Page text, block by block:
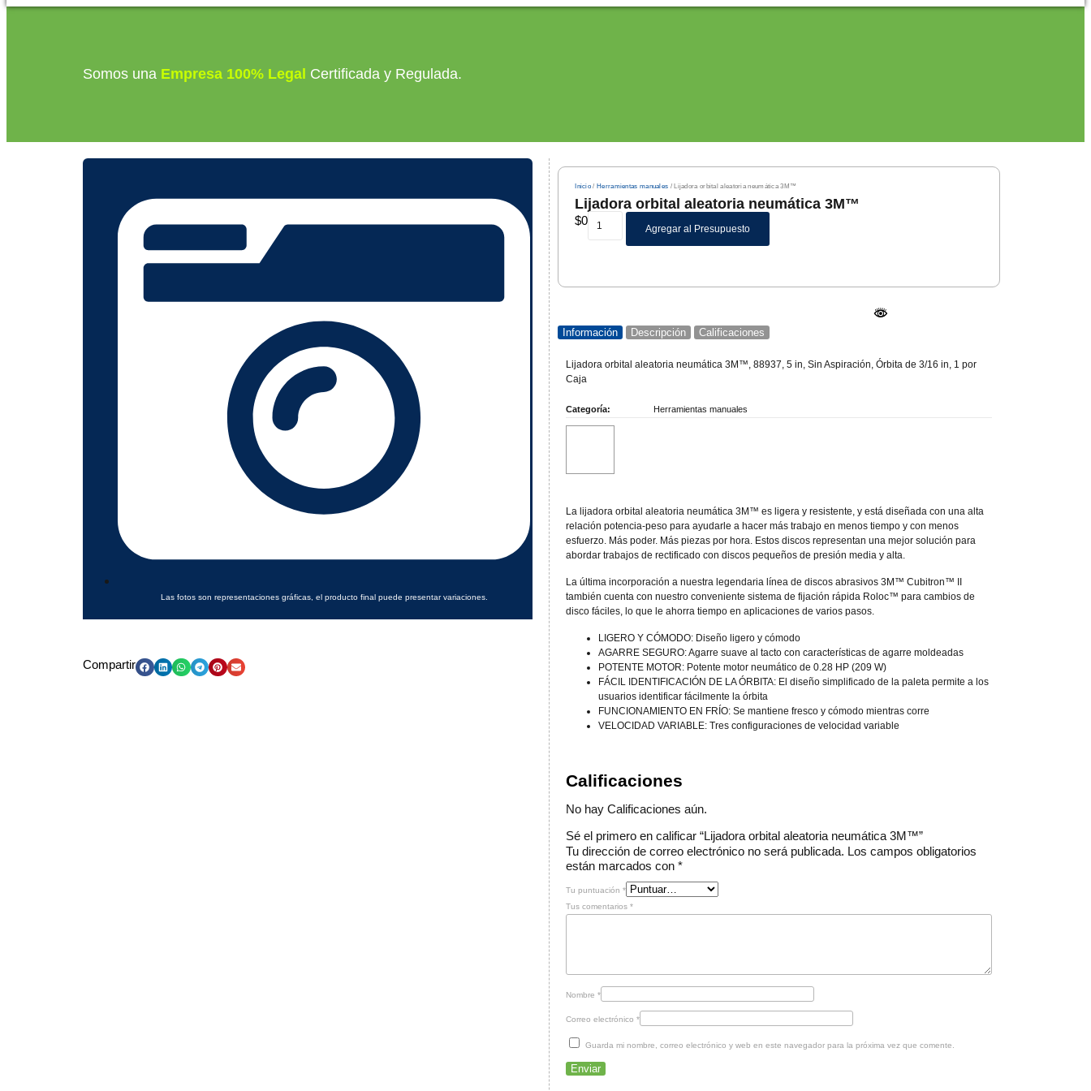
Somos una Empresa 100% Legal Certificada y Regulada.
Las fotos son representaciones gráficas, el producto final puede presentar variaciones.
Compartir
Inicio /Herramientas manuales / Lijadora orbital aleatoria neumática 3M™
Lijadora orbital aleatoria neumática 3M™
$0
Agregar al Presupuesto
Información Descripción Calificaciones
Lijadora orbital aleatoria neumática 3M™, 88937, 5 in, Sin Aspiración, Órbita de 3/16 in, 1 por
Caja
Categoría: Herramientas manuales
La lijadora orbital aleatoria neumática 3M™ es ligera y resistente, y está diseñada con una alta
relación potencia-peso para ayudarle a hacer más trabajo en menos tiempo y con menos
esfuerzo. Más poder. Más piezas por hora. Estos discos representan una mejor solución para
abordar trabajos de rectificado con discos pequeños de presión media y alta.
La última incorporación a nuestra legendaria línea de discos abrasivos 3M™ Cubitron™ II
también cuenta con nuestro conveniente sistema de fijación rápida Roloc™ para cambios de
disco fáciles, lo que le ahorra tiempo en aplicaciones de varios pasos.
LIGERO Y CÓMODO: Diseño ligero y cómodo
AGARRE SEGURO: Agarre suave al tacto con características de agarre moldeadas
POTENTE MOTOR: Potente motor neumático de 0.28 HP (209 W)
FÁCIL IDENTIFICACIÓN DE LA ÓRBITA: El diseño simplificado de la paleta permite a los
usuarios identificar fácilmente la órbita
FUNCIONAMIENTO EN FRÍO: Se mantiene fresco y cómodo mientras corre
VELOCIDAD VARIABLE: Tres configuraciones de velocidad variable
Calificaciones
No hay Calificaciones aún.
Sé el primero en calificar “Lijadora orbital aleatoria neumática 3M™”
Tu dirección de correo electrónico no será publicada. Los campos obligatorios
están marcados con*
Tu puntuación*
Tus comentarios*
Nombre*
Correo electrónico*
Guarda mi nombre, correo electrónico y web en este navegador para la próxima vez que comente.